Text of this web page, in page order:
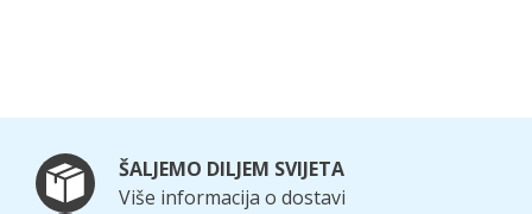
ŠALJEMO DILJEM SVIJETA
Više informacija o dostavi